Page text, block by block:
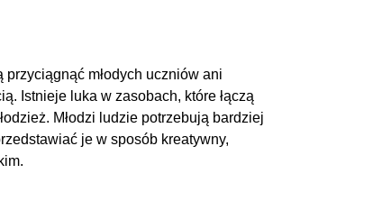
młodych uczniów ani
Istnieje luka w zasobach, które łączą
Młodzi ludzie potrzebują bardziej
je w sposób kreatywny,